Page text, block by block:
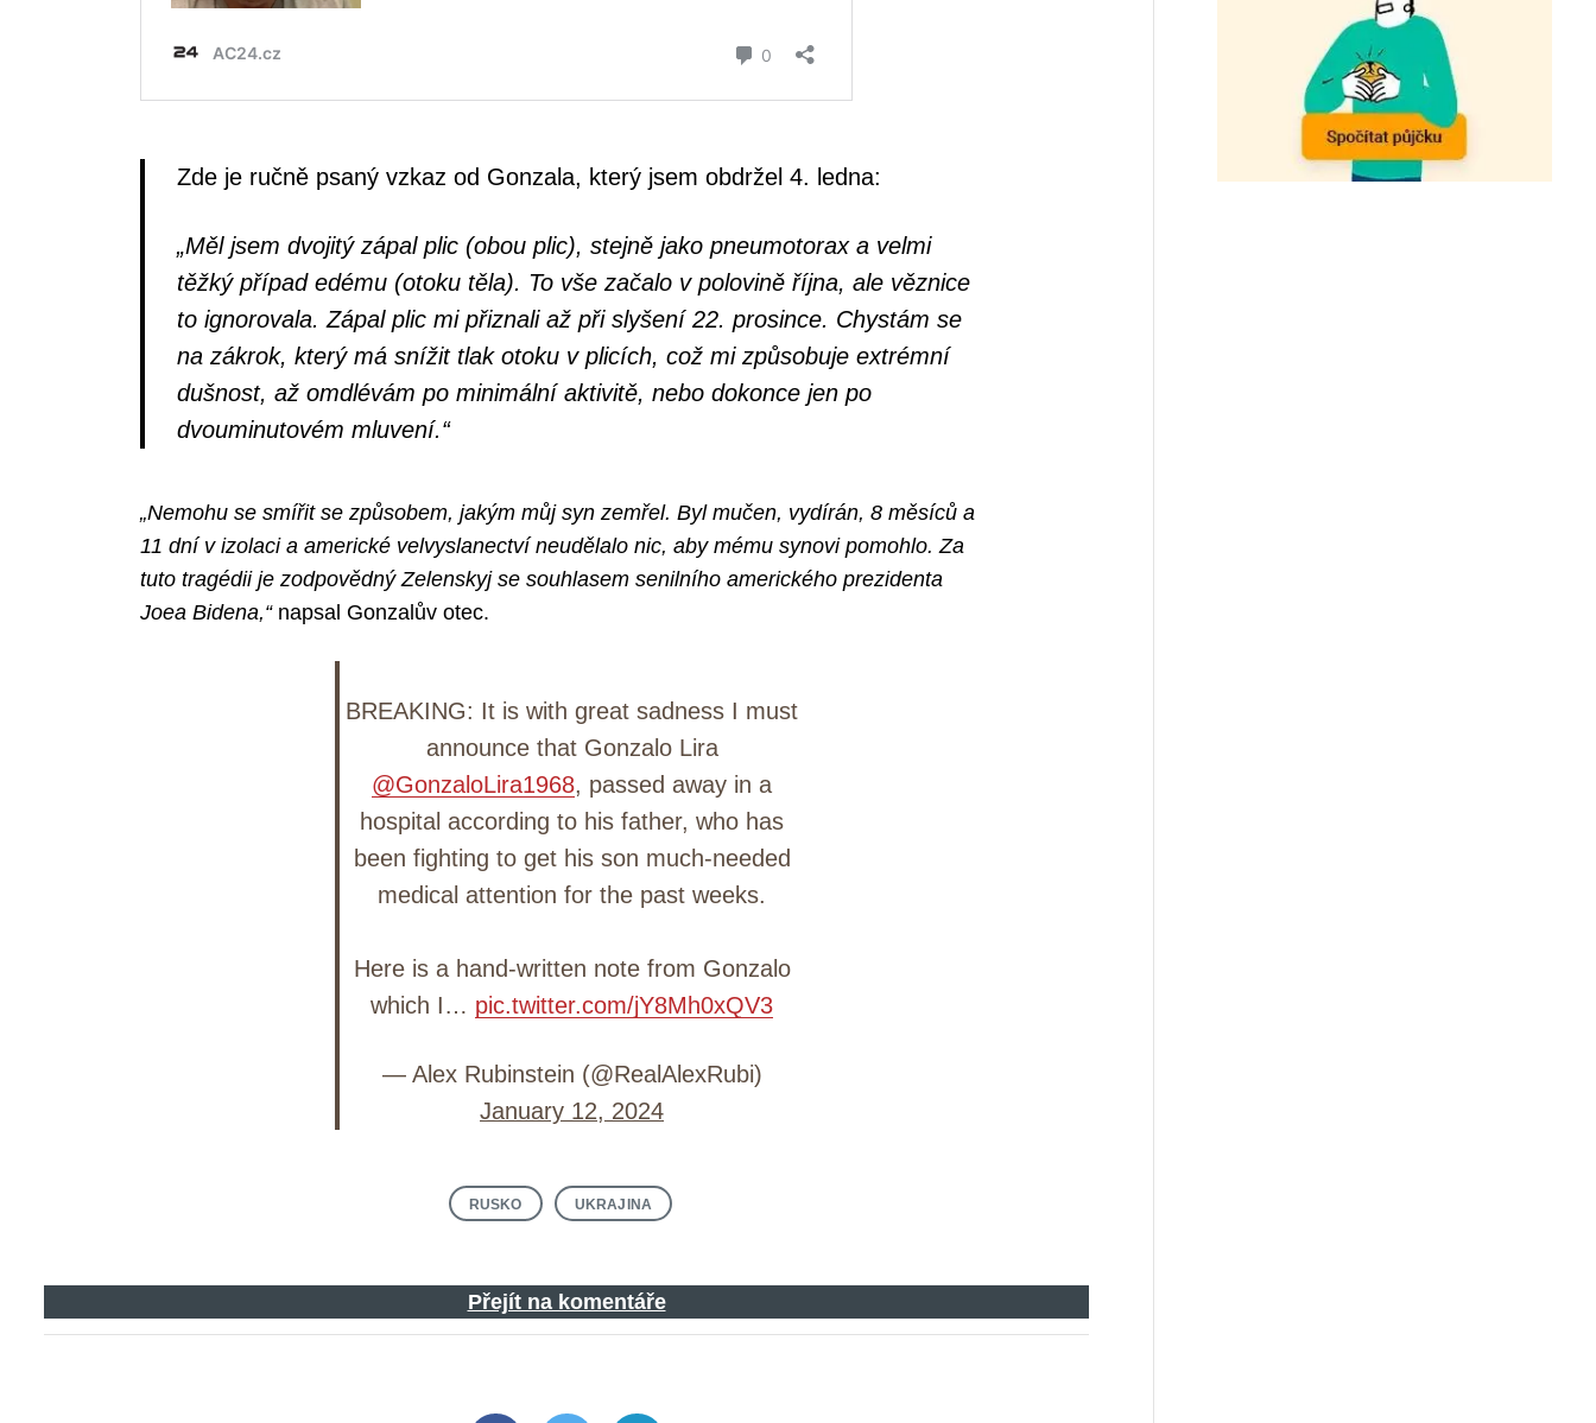
Zde je ručně psaný vzkaz od Gonzala, který jsem obdržel 4. ledna:
„Měl jsem dvojitý zápal plic (obou plic), stejně jako pneumotorax a velmi
těžký případ edému (otoku těla). To vše začalo v polovině října, ale věznice
to ignorovala. Zápal plic mi přiznali až při slyšení 22. prosince. Chystám se
na zákrok, který má snížit tlak otoku v plicích, což mi způsobuje extrémní
dušnost, až omdlévám po minimální aktivitě, nebo dokonce jen po
dvouminutovém mluvení.“
„Nemohu se smířit se způsobem, jakým můj syn zemřel. Byl mučen, vydírán, 8 měsíců a
11 dní v izolaci a americké velvyslanectví neudělalo nic, aby mému synovi pomohlo. Za
tuto tragédii je zodpovědný Zelenskyj se souhlasem senilního amerického prezidenta
Joea Bidena,“napsal Gonzalův otec.
BREAKING: It is with great sadness I must
announce that Gonzalo Lira
@GonzaloLira1968, passed away in a
hospital according to his father, who has
been fighting to get his son much-needed
medical attention for the past weeks.
Here is a hand-written note from Gonzalo
which I… pic.twitter.com/jY8Mh0xQV3
— Alex Rubinstein (@RealAlexRubi)
January 12, 2024
RUSKO UKRAJINA
Přejít na komentáře